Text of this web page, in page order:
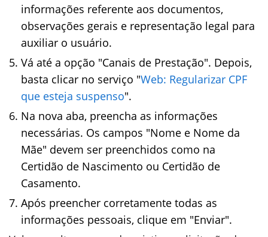
informações referente aos documentos,
observações gerais e representação legal para
auxiliar o usuário.
Vá até a opção "Canais de Prestação". Depois,
basta clicar no serviço "Web: Regularizar CPF
que esteja suspenso".
Na nova aba, preencha as informações
necessárias. Os campos "Nome e Nome da
Mãe" devem ser preenchidos como na
Certidão de Nascimento ou Certidão de
Casamento.
Após preencher corretamente todas as
informações pessoais, clique em "Enviar".